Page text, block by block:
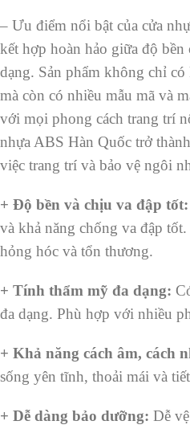
– Ưu điểm nổi bật của cửa
kết hợp hoàn hảo giữa độ
dạng. Sản phẩm không chỉ
mà còn có nhiều mẫu mã và
với mọi phong cách trang trí
nhựa ABS Hàn Quốc trở
việc trang trí và bảo vệ ngôi
+ Độ bền và chịu va đập tốt:
và khả năng chống va đập
hỏng hóc và tổn thương.
+ Tính thẩm mỹ đa dạng:
đa dạng. Phù hợp với nhiều
+ Khả năng cách âm, cách
sống yên tĩnh, thoải mái và
+ Dễ dàng bảo dưỡng: Dễ